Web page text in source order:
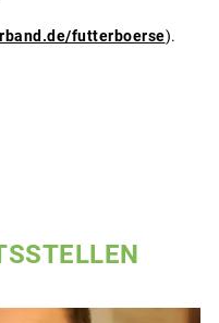
futterboerse).